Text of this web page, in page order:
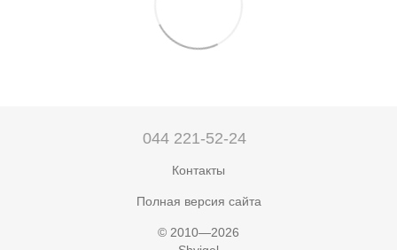
044 221-52-24
Контакты
Полная версия сайта
© 2010—2026